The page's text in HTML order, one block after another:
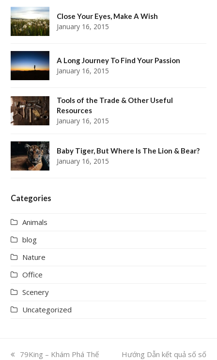
Close Your Eyes, Make A Wish
January 16, 2015
A Long Journey To Find Your Passion
January 16, 2015
Tools of the Trade & Other Useful
Resources
January 16, 2015
Baby Tiger, But Where Is The Lion & Bear?
January 16, 2015
Categories
Animals
blog
Nature
Office
Scenery
Uncategorized
previous
79King – Khám Phá Thế
next
Hướng Dẫn kết quả số số